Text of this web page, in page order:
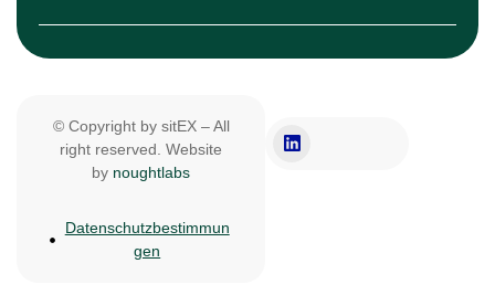
© Copyright by sitEX – All
right reserved. Website
by noughtlabs
Datenschutzbestimmun
gen